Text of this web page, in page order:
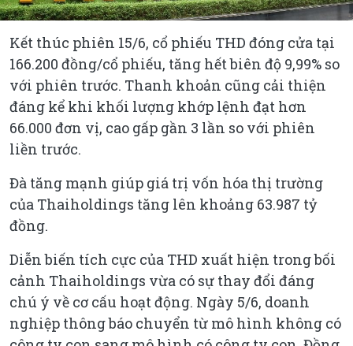
Kết thúc phiên 15/6, cổ phiếu THD đóng cửa tại
166.200 đồng/cổ phiếu, tăng hết biên độ 9,99% so
với phiên trước. Thanh khoản cũng cải thiện
đáng kể khi khối lượng khớp lệnh đạt hơn
66.000 đơn vị, cao gấp gần 3 lần so với phiên
liền trước.
Đà tăng mạnh giúp giá trị vốn hóa thị trường
của Thaiholdings tăng lên khoảng 63.987 tỷ
đồng.
Diễn biến tích cực của THD xuất hiện trong bối
cảnh Thaiholdings vừa có sự thay đổi đáng
chú ý về cơ cấu hoạt động. Ngày 5/6, doanh
nghiệp thông báo chuyển từ mô hình không có